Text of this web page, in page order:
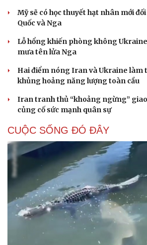
Mỹ sẽ có học thuyết hạt nhân mới
Quốc và Nga
Lỗ hổng khiến phòng không
mưa tên lửa Nga
Hai điểm nóng Iran và Ukraine
khủng hoảng năng lượng toàn cầu
Iran tranh thủ “khoảng ngừng”
củng cố sức mạnh quân sự
CUỘC SỐNG ĐÓ ĐÂY